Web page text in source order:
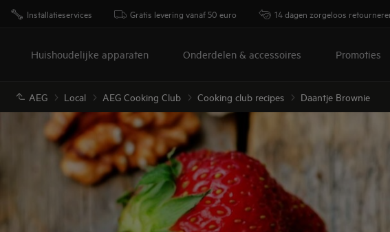
Installatieservices Gratis levering vanaf 50 euro 14 dagen zorgeloos
Huishoudelijke apparaten Onderdelen & accessoires Promoties
AEG Local AEG Cooking Club Cooking club recipes Daantje Brownie